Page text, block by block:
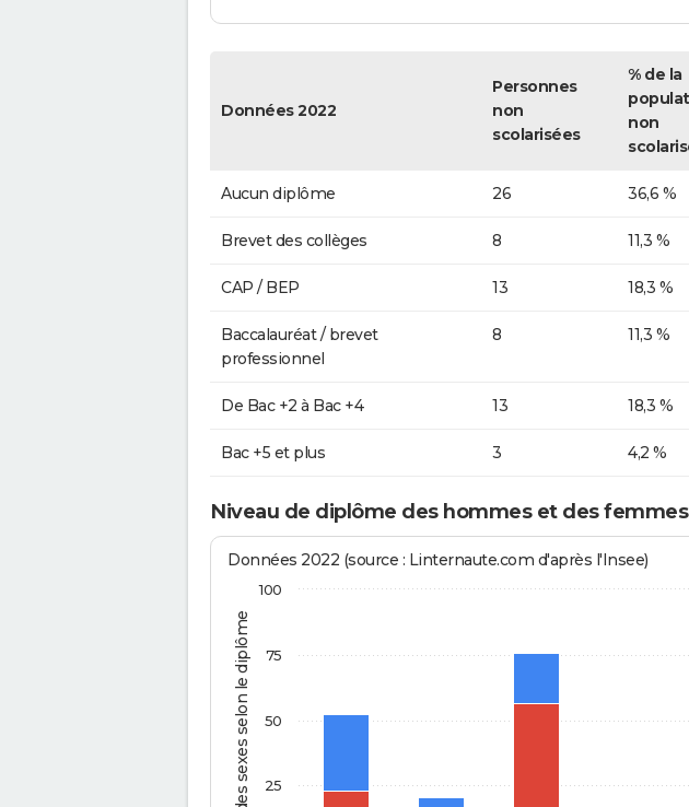
Données 2022
Personnes
non
scolarisées
% de la
non
Aucun diplôme 26 36,6 %
Brevet des collèges 8 11,3 %
CAP / BEP 13 18,3 %
Baccalauréat / brevet
professionnel
8 11,3 %
De Bac +2 à Bac +4 13 18,3 %
Bac +5 et plus 3 4,2 %
Niveau de diplôme des hommes et des
% des sexes selon le diplôme
Données 2022 (source : Linternaute.com d'après l'Insee)
25
50
75
100